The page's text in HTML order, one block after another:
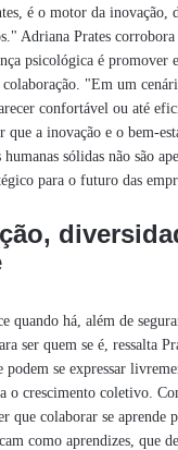
é o motor da inovação,
Adriana Prates
psicológica é promover
"Em um
confortável ou até
que a inovação e o bem-
sólidas não são
para o futuro das
quando há, além de
ser quem se é, ressalta
podem se expressar
o crescimento coletivo.
que colaborar se aprende
como aprendizes, que